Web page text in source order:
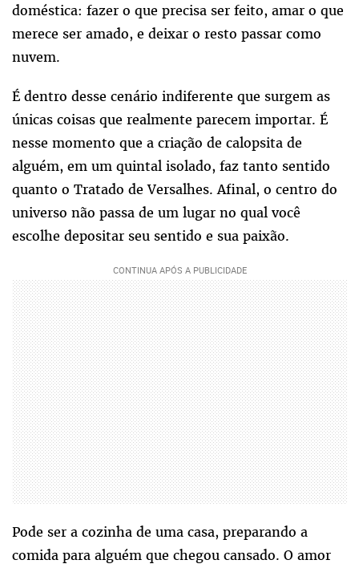
doméstica: fazer o que precisa ser feito, amar o que
merece ser amado, e deixar o resto passar como
nuvem.
É dentro desse cenário indiferente que surgem as
únicas coisas que realmente parecem importar. É
nesse momento que a criação de calopsita de
alguém, em um quintal isolado, faz tanto sentido
quanto o Tratado de Versalhes. Afinal, o centro do
universo não passa de um lugar no qual você
escolhe depositar seu sentido e sua paixão.
Pode ser a cozinha de uma casa, preparando a
comida para alguém que chegou cansado. O amor